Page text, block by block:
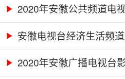
合...2020年安徽公共频道电
安徽电视台经济生活频
2020年安徽广播电视台